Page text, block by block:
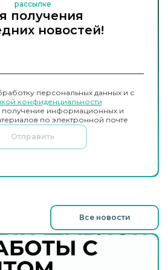
рассылке
получения
новостей!
персональных данных и с
конфиденциальности
получение информационных и
по электронной почте
Отправить
Все новости